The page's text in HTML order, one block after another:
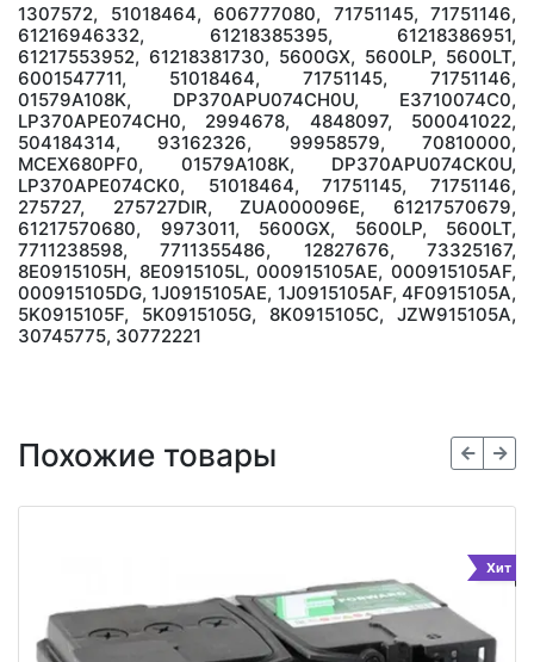
1307572, 51018464, 606777080, 71751145, 71751146,
61216946332, 61218385395, 61218386951,
61217553952, 61218381730, 5600GX, 5600LP, 5600LT,
6001547711, 51018464, 71751145, 71751146,
01579A108K, DP370APU074CH0U, E3710074C0,
LP370APE074CH0, 2994678, 4848097, 500041022,
504184314, 93162326, 99958579, 70810000,
MCEX680PF0, 01579A108K, DP370APU074CK0U,
LP370APE074CK0, 51018464, 71751145, 71751146,
275727, 275727DIR, ZUA000096E, 61217570679,
61217570680, 9973011, 5600GX, 5600LP, 5600LT,
7711238598, 7711355486, 12827676, 73325167,
8E0915105H, 8E0915105L, 000915105AE, 000915105AF,
000915105DG, 1J0915105AE, 1J0915105AF, 4F0915105A,
5K0915105F, 5K0915105G, 8K0915105C, JZW915105A,
30745775, 30772221
Похожие товары
Хит